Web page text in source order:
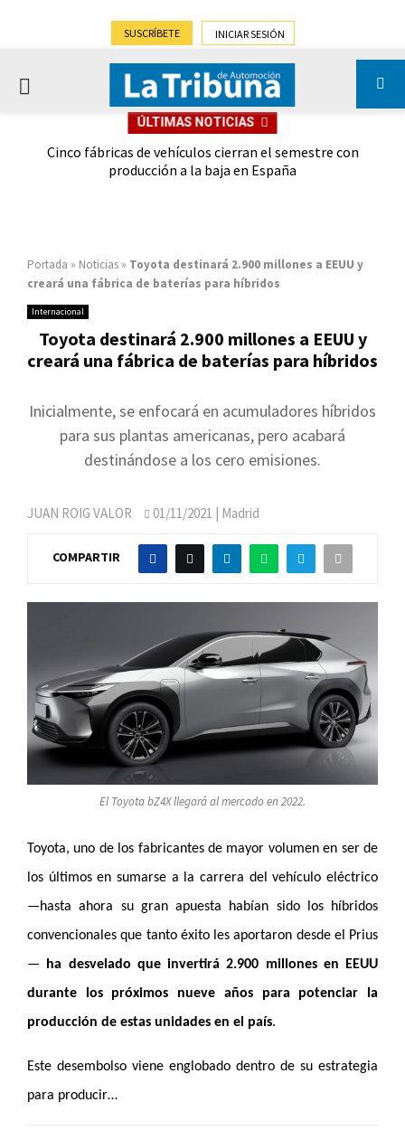
SUSCRÍBETE INICIAR SESIÓN
PRIMARY
ÚLTIMAS NOTICIAS
Cinco fábricas de vehículos cierran el semestre con
producción a la baja en España
Portada » Noticias » Toyota destinará 2.900 millones a EEUU y
creará una fábrica de baterías para híbridos
Internacional
Toyota destinará 2.900 millones a EEUU y
creará una fábrica de baterías para híbridos
Inicialmente, se enfocará en acumuladores híbridos
para sus plantas americanas, pero acabará
destinándose a los cero emisiones.
JUAN ROIG VALOR 01/11/2021 | Madrid
COMPARTIR
El Toyota bZ4X llegará al mercado en 2022.
Toyota, uno de los fabricantes de mayor volumen en ser de
los últimos en sumarse a la carrera del vehículo eléctrico
—hasta ahora su gran apuesta habían sido los híbridos
convencionales que tanto éxito les aportaron desde el Prius
—
ha desvelado que invertirá 2.900 millones en EEUU
durante los próximos nueve años para potenciar la
producción de estas unidades en el país.
Este desembolso viene englobado dentro de su estrategia
para producir…